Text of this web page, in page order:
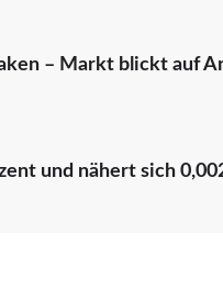
– Markt blickt auf
und nähert sich